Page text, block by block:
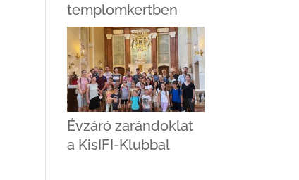
templomkertben
Évzáró zarándoklat
a KisIFI-Klubbal